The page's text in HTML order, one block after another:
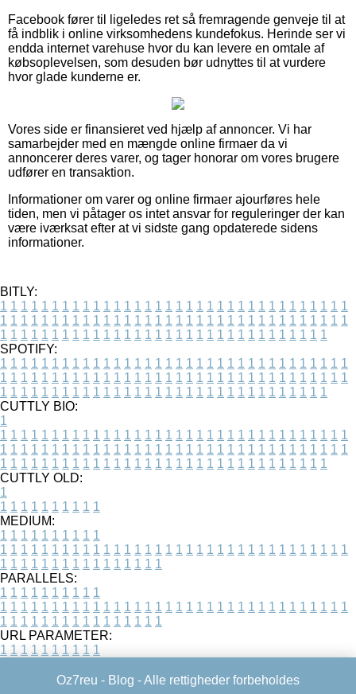
Facebook fører til ligeledes ret så fremragende genveje til at
få indblik i online virksomhedens kundefokus. Herinde ser vi
endda internet varehuse hvor du kan levere en omtale af
købsoplevelsen, som desuden bør udnyttes til at vurdere
hvor glade kunderne er.
Vores side er finansieret ved hjælp af annoncer. Vi har
samarbejder med en mængde online firmaer da vi
annoncerer deres varer, og tager honorar om vores brugere
udfører en transaktion.
Informationer om varer og online firmaer ajourføres hele
tiden, men vi påtager os intet ansvar for reguleringer der kan
være iværksat efter at vi sidste gang opdaterede sidens
informationer.
BITLY:
1 1 1 1 1 1 1 1 1 1 1 1 1 1 1 1 1 1 1 1 1 1 1 1 1 1 1 1 1 1 1 1 1 1
1 1 1 1 1 1 1 1 1 1 1 1 1 1 1 1 1 1 1 1 1 1 1 1 1 1 1 1 1 1 1 1 1 1
1 1 1 1 1 1 1 1 1 1 1 1 1 1 1 1 1 1 1 1 1 1 1 1 1 1 1 1 1 1 1 1
SPOTIFY:
1 1 1 1 1 1 1 1 1 1 1 1 1 1 1 1 1 1 1 1 1 1 1 1 1 1 1 1 1 1 1 1 1 1
1 1 1 1 1 1 1 1 1 1 1 1 1 1 1 1 1 1 1 1 1 1 1 1 1 1 1 1 1 1 1 1 1 1
1 1 1 1 1 1 1 1 1 1 1 1 1 1 1 1 1 1 1 1 1 1 1 1 1 1 1 1 1 1 1 1
CUTTLY BIO:
1
1 1 1 1 1 1 1 1 1 1 1 1 1 1 1 1 1 1 1 1 1 1 1 1 1 1 1 1 1 1 1 1 1 1
1 1 1 1 1 1 1 1 1 1 1 1 1 1 1 1 1 1 1 1 1 1 1 1 1 1 1 1 1 1 1 1 1 1
1 1 1 1 1 1 1 1 1 1 1 1 1 1 1 1 1 1 1 1 1 1 1 1 1 1 1 1 1 1 1 1
CUTTLY OLD:
1
1 1 1 1 1 1 1 1 1 1
MEDIUM:
1 1 1 1 1 1 1 1 1 1
1 1 1 1 1 1 1 1 1 1 1 1 1 1 1 1 1 1 1 1 1 1 1 1 1 1 1 1 1 1 1 1 1 1
1 1 1 1 1 1 1 1 1 1 1 1 1 1 1 1
PARALLELS:
1 1 1 1 1 1 1 1 1 1
1 1 1 1 1 1 1 1 1 1 1 1 1 1 1 1 1 1 1 1 1 1 1 1 1 1 1 1 1 1 1 1 1 1
1 1 1 1 1 1 1 1 1 1 1 1 1 1 1 1
URL PARAMETER:
1 1 1 1 1 1 1 1 1 1
Oz7reu - Blog - Alle rettigheder forbeholdes